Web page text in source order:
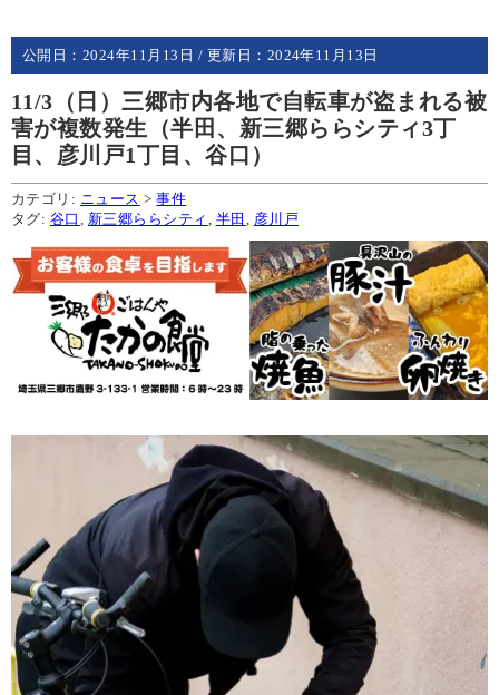
公開日： 2024年11月13日 / 更新日： 2024年11月13日
11/3（日）三郷市内各地で自転車が盗まれる被
害が複数発生（半田、新三郷ららシティ3丁
目、彦川戸1丁目、谷口）
カテゴリ: ニュース >事件
タグ: 谷口 , 新三郷ららシティ , 半田 , 彦川戸